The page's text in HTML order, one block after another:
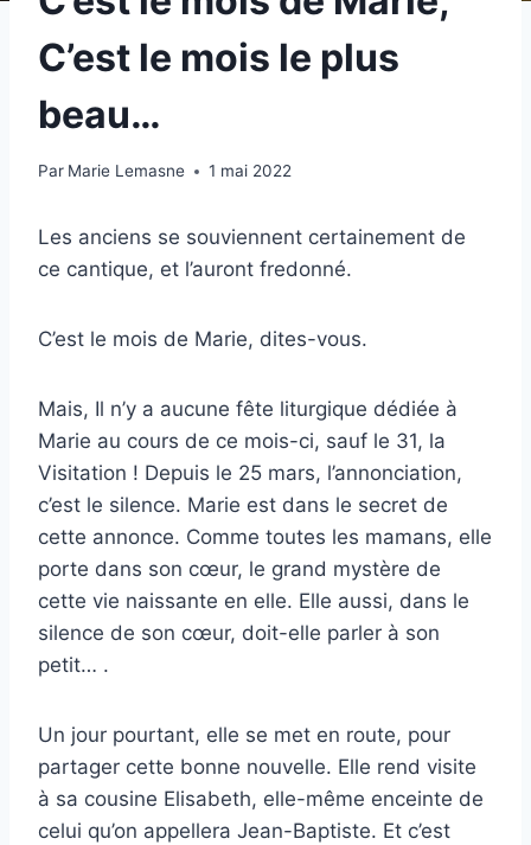
C’est le mois le plus
beau…
Par Marie Lemasne 1 mai 2022
Les anciens se souviennent certainement de
ce cantique, et l’auront fredonné.
C’est le mois de Marie, dites-vous.
Mais, Il n’y a aucune fête liturgique dédiée à
Marie au cours de ce mois-ci, sauf le 31, la
Visitation ! Depuis le 25 mars, l’annonciation,
c’est le silence. Marie est dans le secret de
cette annonce. Comme toutes les mamans, elle
porte dans son cœur, le grand mystère de
cette vie naissante en elle. Elle aussi, dans le
silence de son cœur, doit-elle parler à son
petit… .
Un jour pourtant, elle se met en route, pour
partager cette bonne nouvelle. Elle rend visite
à sa cousine Elisabeth, elle-même enceinte de
celui qu’on appellera Jean-Baptiste. Et c’est